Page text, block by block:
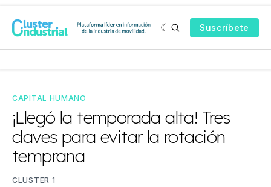
Suscríbete
CAPITAL HUMANO
¡Llegó la temporada alta! Tres
claves para evitar la rotación
temprana
CLUSTER 1